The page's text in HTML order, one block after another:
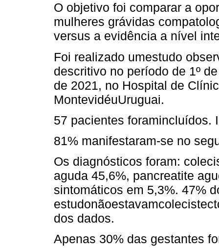
O objetivo foi comparar a
mulheres grávidas
versus a evidência a nível
Foi realizado umestudo
descritivo no período de 1º
de 2021, no Hospital de
MontevidéuUruguai.
57 pacientes foramincluídos.
81% manifestaram-se no
Os diagnósticos foram:
aguda 45,6%, pancreatite
sintomáticos em 5,3%. 47%
dos dados.
Apenas 30% das gestantes